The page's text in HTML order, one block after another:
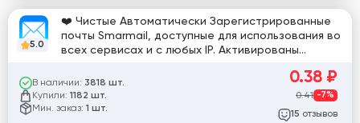
5.0
❤️ Чистые Автоматически Зарегистрированные
почты Smarmail, доступные для использования во
всех сервисах и с любых IP. Активированы
В наличии: 3818 шт.
Купили: 1182 шт.
Мин. заказ: 1 шт.
0.38 ₽
0.41 -7%
15 отзывов